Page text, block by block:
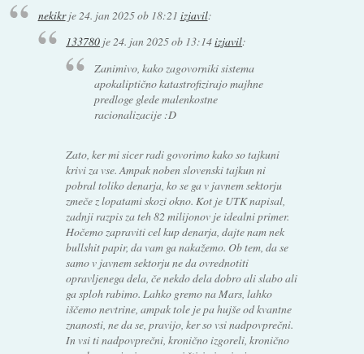
nekikrje 24. jan 2025 ob 18:21 izjavil:
133780 je24. jan 2025 ob 13:14izjavil:
Zanimivo, kako zagovorniki sistema
apokaliptično katastrofizirajo majhne
predloge glede malenkostne
racionalizacije :D
Zato, ker mi sicer radi govorimo kako so tajkuni
krivi za vse. Ampak noben slovenski tajkun ni
pobral toliko denarja, ko se ga v javnem sektorju
zmeče z lopatami skozi okno. Kot je UTK napisal,
zadnji razpis za teh 82 milijonov je idealni primer.
Hočemo zapraviti cel kup denarja, dajte nam nek
bullshit papir, da vam ga nakažemo. Ob tem, da se
samo v javnem sektorju ne da ovrednotiti
opravljenega dela, če nekdo dela dobro ali slabo ali
ga sploh rabimo. Lahko gremo na Mars, lahko
iščemo nevtrine, ampak tole je pa hujše od kvantne
znanosti, ne da se, pravijo, ker so vsi nadpovprečni.
In vsi ti nadpovprečni, kronično izgoreli, kronično